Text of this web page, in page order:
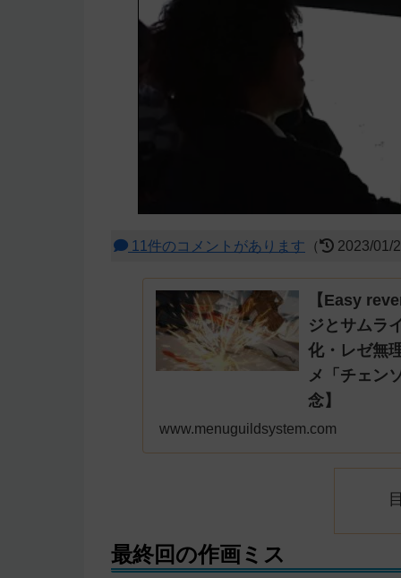
11件のコメントがあります （ 2023/01/
【Easy
ジとサムラ
化・レゼ無
メ「チェン
念】
www.menuguildsystem.com
最終回の作画ミス